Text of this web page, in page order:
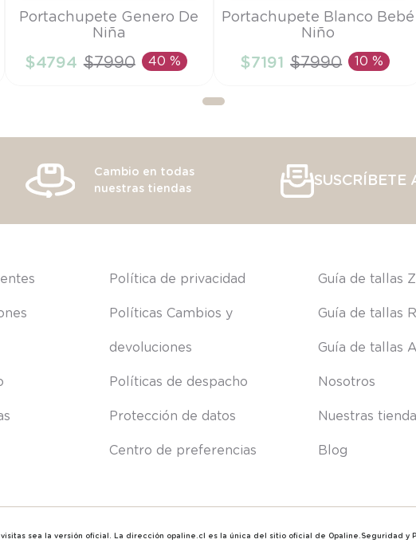
Talla
AÑADIR AL CARRITO
Portachupete Genero De
Niña
$4794 $7990 40 %
Talla
AÑADIR AL CARRITO
Portachupete Blanco Bebé
Niño
$7191 $7990 10 %
Cambio en todas
nuestras tiendas
SUSCRÍBETE
Política de privacidad
Políticas Cambios y
devoluciones
Políticas de despacho
Protección de datos
Centro de preferencias
Guía de tallas
Guía de tallas
Guía de tallas
Nosotros
Nuestras
Blog
sea la versión oficial. La dirección opaline.cl es la única del sitio oficial de Opaline.Seguridad y